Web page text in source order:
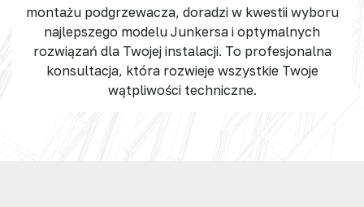
montażu podgrzewacza, doradzi w kwestii wyboru
najlepszego modelu Junkersa i optymalnych
rozwiązań dla Twojej instalacji. To profesjonalna
konsultacja, która rozwieje wszystkie Twoje
wątpliwości techniczne.